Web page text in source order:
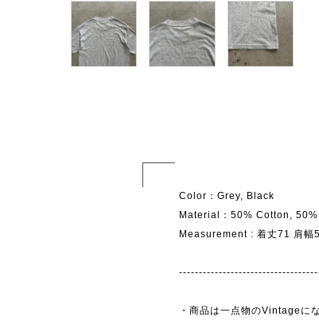
Color：Grey, Black
Material：50% Cotton,
Measurement : 着丈71 肩幅
・商品は一点物のVintageに